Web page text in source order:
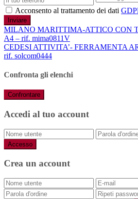
Acconsento al trattamento dei dati
Inviare
MILANO MARITTIMA-ATTICO CON
A4 – rif. mima0811V
CEDESI ATTIVITA’- FERRAMENTA
rif. solcom0444
Confronta gli elenchi
Confrontare
Accedi al tuo account
Accesso
Crea un account